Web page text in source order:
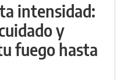
intensidad:
y
fuego hasta